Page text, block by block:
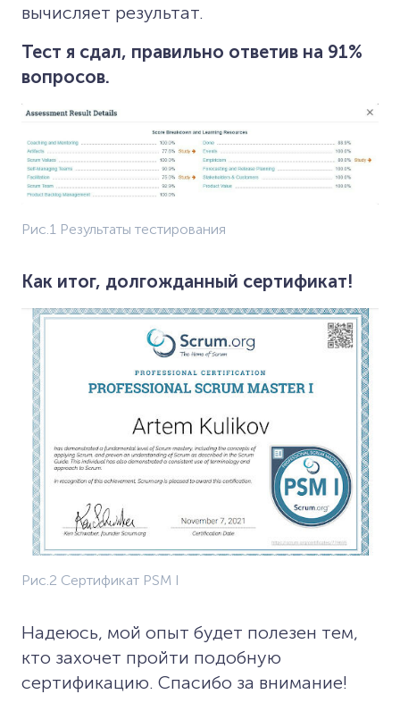
вычисляет результат.
Тест я сдал, правильно ответив на 91%
вопросов.
Рис.1 Результаты тестирования
Как итог, долгожданный сертификат!
Рис.2 Сертификат PSM I
Надеюсь, мой опыт будет полезен тем,
кто захочет пройти подобную
сертификацию. Спасибо за внимание!